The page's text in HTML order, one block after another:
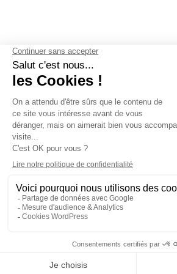
Contactez-nous-Mentions légales-
confidentialité-Gestion des cookies
Cedex 06